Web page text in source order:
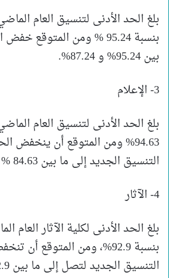
بنسبة 95.24 % ومن
بين 95.24% و 87.24%.
3- الإعلام
94.63% ومن المتوقع أن ينخفض
التنسيق الجديد إلى ما بين 84.63 % و87.63%.
4- الآثار
بنسبة 92.9%، ومن المتوقع
التنسيق الجديد لتصل إلى ما بين 82.9% و85.9%.